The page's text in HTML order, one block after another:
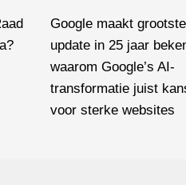
van Advies van RB-Media?
Google maakt
update in 25 jaar
waarom Google’s AI-
transformatie juist
voor sterke websites